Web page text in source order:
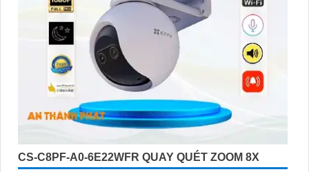
CS-C8PF-A0-6E22WFR QUAY QUÉT ZOOM 8X